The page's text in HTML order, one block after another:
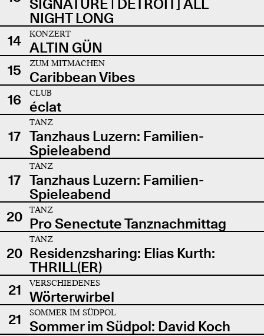
SIGNATURE | DETROIT] ALL
NIGHT LONG
14
KONZERT
ALTIN GÜN
15
ZUM MITMACHEN
Caribbean Vibes
16
CLUB
éclat
17
TANZ
Tanzhaus Luzern: Familien-
Spieleabend
17
TANZ
Tanzhaus Luzern: Familien-
Spieleabend
20
TANZ
Pro Senectute Tanznachmittag
20
TANZ
Residenzsharing: Elias Kurth:
THRILL(ER)
21
VERSCHIEDENES
Wörterwirbel
21
SOMMER IM SÜDPOL
Sommer im Südpol: David Koch